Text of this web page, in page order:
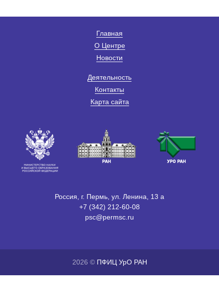
Главная
О Центре
Новости
Деятельность
Контакты
Карта сайта
Россия, г. Пермь, ул. Ленина, 13 а
+7 (342) 212-60-08
psc@permsc.ru
2026 © ПФИЦ УрО РАН